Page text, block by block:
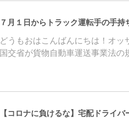
７月１日からトラック運転手の手持
どうもおはこんばんにちは！オッ
国交省が貨物自動車運送事業法の
【コロナに負けるな】宅配ドライバ